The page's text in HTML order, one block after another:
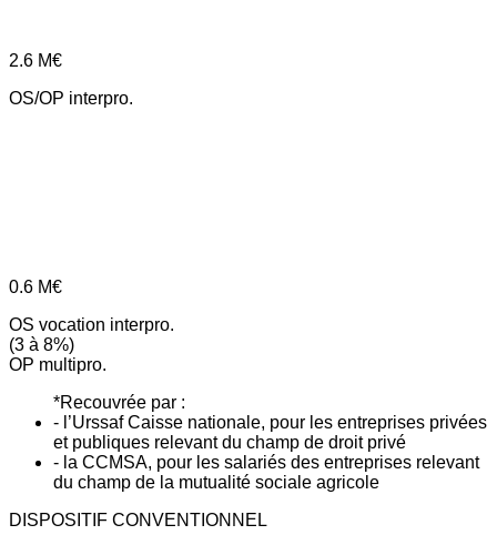
2.6 M€
OS/OP interpro.
0.6 M€
OS vocation interpro.
(3 à 8%)
OP multipro.
*Recouvrée par :
- l’Urssaf Caisse nationale, pour les entreprises privées
et publiques relevant du champ de droit privé
- la CCMSA, pour les salariés des entreprises relevant
du champ de la mutualité sociale agricole
DISPOSITIF CONVENTIONNEL